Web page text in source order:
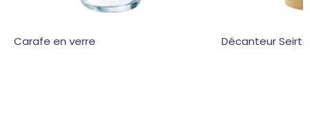
Carafe en verre Décanteur